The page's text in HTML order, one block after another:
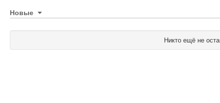
Новые
Никто ещё не